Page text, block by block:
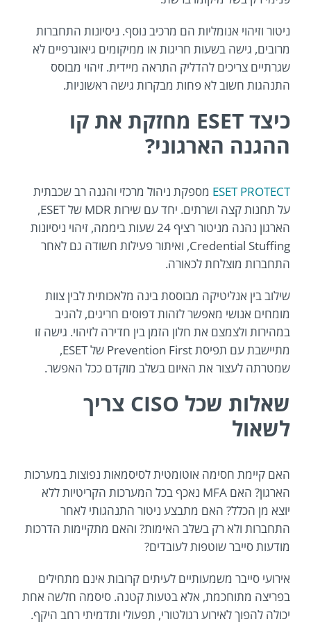
ניטור וזיהוי אנומליות הם מרכיב נוסף. ניסיונות התחברות
מרובים, גישה בשעות חריגות או ממיקומים גיאוגרפיים לא
שגרתיים צריכים להדליק התראה מיידית. זיהוי מבוסס
התנהגות חשוב לא פחות מבקרות גישה ראשוניות.
כיצד ESET מחזקת את קו
ההגנה הארגוני?
ESET PROTECT מספקת ניהול מרכזי והגנה רב שכבתית
על תחנות קצה ושרתים. יחד עם שירות MDR של ESET,
הארגון נהנה מניטור רציף 24 שעות ביממה, זיהוי ניסיונות
Credential Stuffing, ואיתור פעילות חשודה גם לאחר
התחברות מוצלחת לכאורה.
שילוב בין אנליטיקה מבוססת בינה מלאכותית לבין צוות
מומחים אנושי מאפשר לזהות דפוסים חריגים, להגיב
במהירות ולצמצם את חלון הזמן בין חדירה לזיהוי. גישה זו
מתיישבת עם תפיסת Prevention First של ESET,
שמטרתה לעצור את האיום בשלב מוקדם ככל האפשר.
שאלות שכל CISO צריך
לשאול
האם קיימת חסימה אוטומטית לסיסמאות נפוצות במערכות
הארגון? האם MFA נאכף בכל המערכות הקריטיות ללא
יוצא מן הכלל? האם מתבצע ניטור התנהגותי לאחר
התחברות ולא רק בשלב האימות? והאם מתקיימות הדרכות
מודעות סייבר שוטפות לעובדים?
אירועי סייבר משמעותיים לעיתים קרובות אינם מתחילים
בפריצה מתוחכמת, אלא בטעות קטנה. סיסמה חלשה אחת
יכולה להפוך לאירוע רגולטורי, תפעולי ותדמיתי רחב היקף.